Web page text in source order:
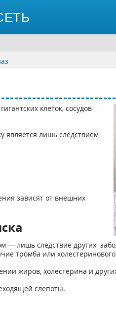
клеток, сосудов
является лишь следствием
зависят от внешних
— лишь следствие других
тромба или холестеринового
жиров, холестерина и
слепоты.